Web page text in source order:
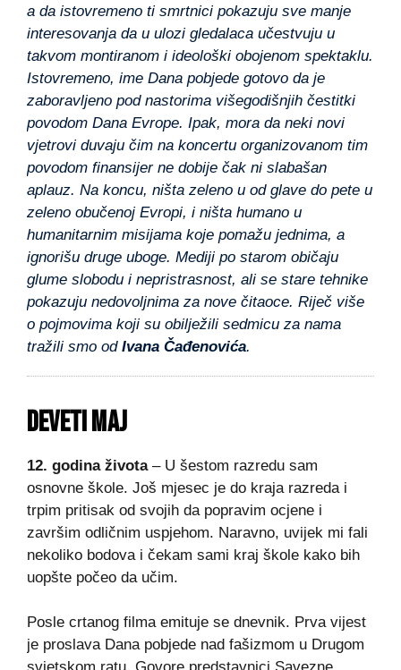
a da istovremeno ti smrtnici pokazuju sve manje
interesovanja da u ulozi gledalaca učestvuju u
takvom montiranom i ideološki obojenom spektaklu.
Istovremeno, ime Dana pobjede gotovo da je
zaboravljeno pod nastorima višegodišnjih čestitki
povodom Dana Evrope. Ipak, mora da neki novi
vjetrovi duvaju čim na koncertu organizovanom tim
povodom finansijer ne dobije čak ni slabašan
aplauz. Na koncu, ništa zeleno u od glave do pete u
zeleno obučenoj Evropi, i ništa humano u
humanitarnim misijama koje pomažu jednima, a
ignorišu druge uboge. Mediji po starom običaju
glume slobodu i nepristrasnost, ali se stare tehnike
pokazuju nedovoljnima za nove čitaoce. Riječ više
o pojmovima koji su obilježili sedmicu za nama
tražili smo od Ivana Čađenovića.
DEVETI MAJ
12. godina života – U šestom razredu sam
osnovne škole. Još mjesec je do kraja razreda i
trpim pritisak od svojih da popravim ocjene i
završim odličnim uspjehom. Naravno, uvijek mi fali
nekoliko bodova i čekam sami kraj škole kako bih
uopšte počeo da učim.
Posle crtanog filma emituje se dnevnik. Prva vijest
je proslava Dana pobjede nad fašizmom u Drugom